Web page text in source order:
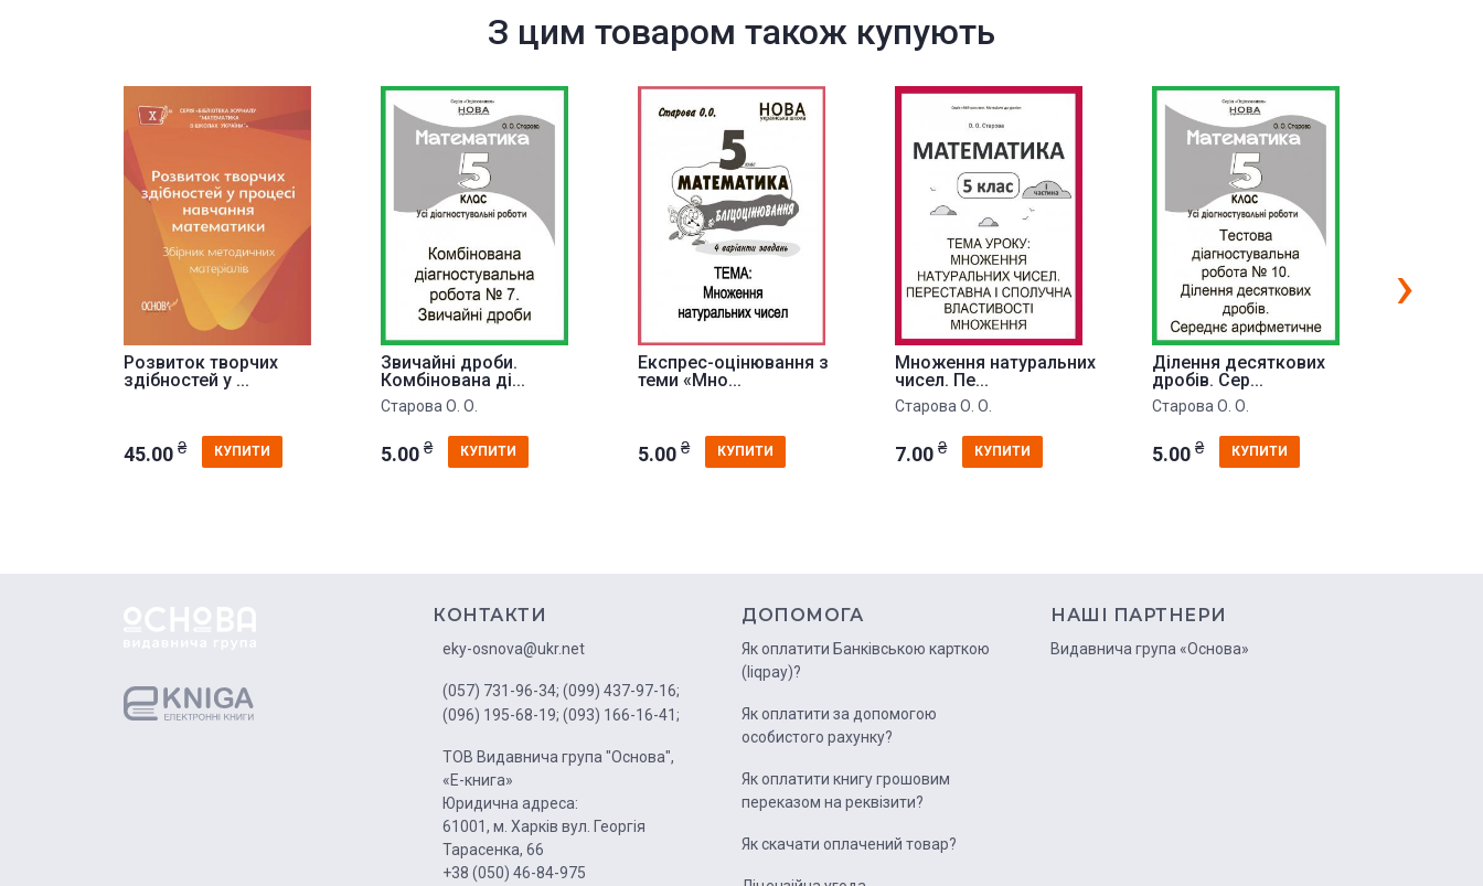
З цим товаром також купують
Розвиток творчих
здібностей у ...
45.00 ₴ КУПИТИ
Звичайні дроби.
Комбінована ді...
Старова О. О.
5.00 ₴ КУПИТИ
Експрес-оцінювання з
теми «Мно...
5.00 ₴ КУПИТИ
Множення натуральних
чисел. Пе...
Старова О. О.
7.00 ₴ КУПИТИ
Ділення десяткових
дробів. Сер...
Старова О. О.
5.00 ₴ КУПИТИ
›
КОНТАКТИ
eky-osnova@ukr.net
(057) 731-96-34; (099) 437-97-16;
(096) 195-68-19; (093) 166-16-41;
ТОВ Видавнича група "Основа",
«Е-книга»
Юридична адреса:
61001, м. Харків вул. Георгія
Тарасенка, 66
+38 (050) 46-84-975
ДОПОМОГА
Як оплатити Банківською карткою
(liqpay)?
Як оплатити за допомогою
особистого рахунку?
Як оплатити книгу грошовим
переказом на реквізити?
Як скачати оплачений товар?
НАШІ ПАРТНЕРИ
Видавнича група «Основа»